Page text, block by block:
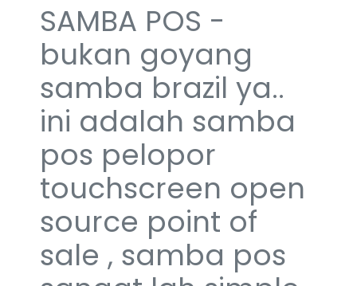
SAMBA POS -
bukan goyang
samba brazil ya..
ini adalah samba
pos pelopor
touchscreen open
source point of
sale , samba pos